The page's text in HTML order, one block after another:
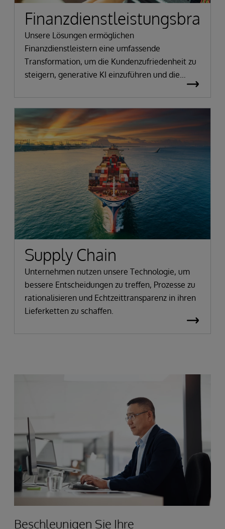
Unsere Lösungen ermöglichen
Finanzdienstleistern eine umfassende
Transformation, um die Kundenzufriedenheit zu
steigern, generative KI einzuführen und die
Supply Chain
Unternehmen nutzen unsere Technologie, um
bessere Entscheidungen zu treffen, Prozesse zu
rationalisieren und Echtzeittransparenz in ihren
Lieferketten zu schaffen.
Beschleunigen Sie Ihre